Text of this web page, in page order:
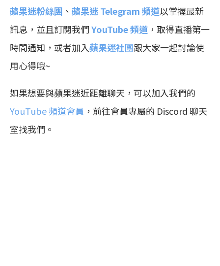
蘋果迷粉絲團 、 蘋果迷 Telegram 頻道以掌握最新
訊息，並且訂閱我們YouTube 頻道 ，取得直播第一
時間通知，或者加入蘋果迷社團跟大家一起討論使
用心得哦~
如果想要與蘋果迷近距離聊天，可以加入我們的
YouTube 頻道會員 ，前往會員專屬的 Discord 聊天
室找我們。